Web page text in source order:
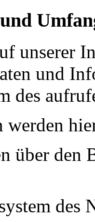
unserer
und
des
werden
über den
des